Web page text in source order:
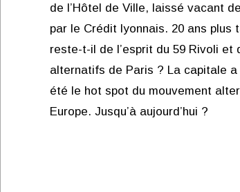
de l’Hôtel de Ville, laissé vacant
par le Crédit lyonnais. 20 ans plus
reste-t-il de l’esprit du 59 Rivoli et
alternatifs de Paris ? La capitale a
été le hot spot du mouvement
Europe. Jusqu’à aujourd’hui ?